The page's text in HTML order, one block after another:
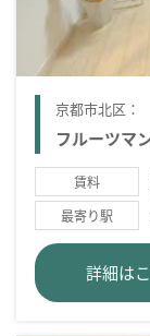
京都市北区：
フルーツマ
賃料
最寄り駅
詳細は